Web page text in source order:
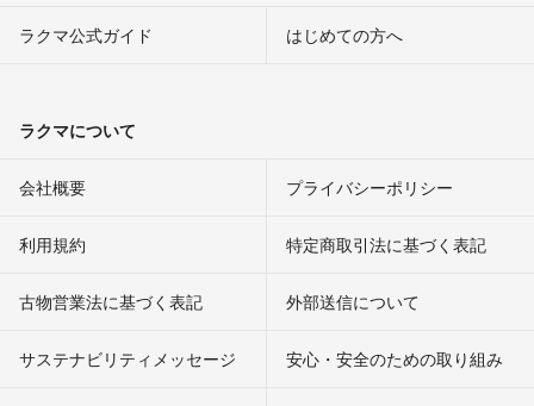
ラクマ公式ガイド はじめての方へ
ラクマについて
会社概要 プライバシーポリシー
利用規約 特定商取引法に基づく表記
古物営業法に基づく表記 外部送信について
サステナビリティメッセージ 安心・安全のための取り組み